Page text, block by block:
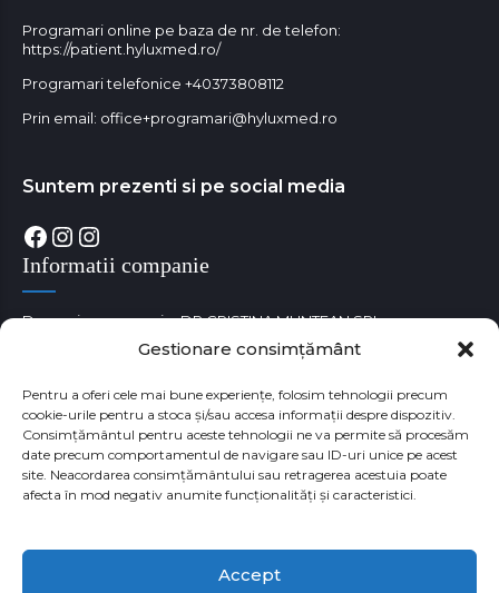
Gestionare consimțământ
Pentru a oferi cele mai bune experiențe, folosim tehnologii precum
cookie-urile pentru a stoca și/sau accesa informații despre dispozitiv.
Consimțământul pentru aceste tehnologii ne va permite să procesăm
date precum comportamentul de navigare sau ID-uri unice pe acest
site. Neacordarea consimțământului sau retragerea acestuia poate
afecta în mod negativ anumite funcționalități și caracteristici.
Accept
Programari online pe baza de nr. de telefon:
https://patient.hyluxmed.ro/
Programari telefonice +40373808112
Prin email: office+programari@hyluxmed.ro
Suntem prezenti si pe social media
Facebook
Instagram
Instagram
Informatii companie
Denumire companie: DR CRISTINA MUNTEAN SRL
Cod unic de identificare fiscala: RO38180529
Numar Registrul Comertului: J35/3650/05.09.2017